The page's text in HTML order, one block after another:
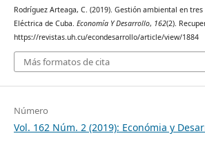
Rodríguez Arteaga, C. (2019). Gestión ambiental en
Eléctrica de Cuba. Economía Y Desarrollo, 162(2).
https://revistas.uh.cu/econdesarrollo/article/view/1884
Más formatos de cita
Número
Vol. 162 Núm. 2 (2019): Económia y